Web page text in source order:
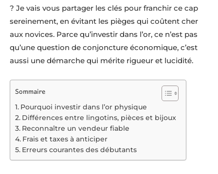
? Je vais vous partager les clés pour franchir ce cap
sereinement, en évitant les pièges qui coûtent cher
aux novices. Parce qu’investir dans l’or, ce n’est pas
qu’une question de conjoncture économique, c’est
aussi une démarche qui mérite rigueur et lucidité.
Sommaire
Pourquoi investir dans l’or physique
Différences entre lingotins, pièces et bijoux
Reconnaître un vendeur fiable
Frais et taxes à anticiper
Erreurs courantes des débutants